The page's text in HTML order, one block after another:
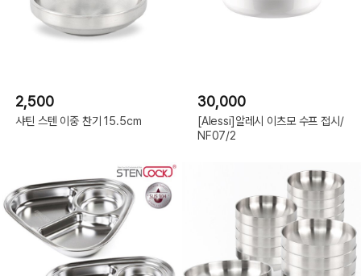
2,500
샤틴 스텐 이중 찬기 15.5cm
30,000
[Alessi]알레시 이츠모 수프 접시/
NF07/2